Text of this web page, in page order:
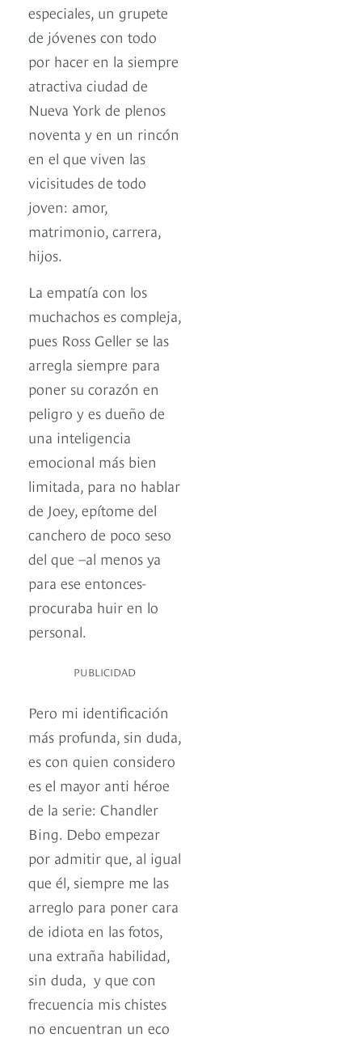
especiales, un grupete
de jóvenes con todo
por hacer en la siempre
atractiva ciudad de
Nueva York de plenos
noventa y en un rincón
en el que viven las
vicisitudes de todo
joven: amor,
matrimonio, carrera,
hijos.
La empatía con los
muchachos es compleja,
pues Ross Geller se las
arregla siempre para
poner su corazón en
peligro y es dueño de
una inteligencia
emocional más bien
limitada, para no hablar
de Joey, epítome del
canchero de poco seso
del que –al menos ya
para ese entonces-
procuraba huir en lo
personal.
PUBLICIDAD
Pero mi identificación
más profunda, sin duda,
es con quien considero
es el mayor anti héroe
de la serie: Chandler
Bing. Debo empezar
por admitir que, al igual
que él, siempre me las
arreglo para poner cara
de idiota en las fotos,
una extraña habilidad,
sin duda, y que con
frecuencia mis chistes
no encuentran un eco